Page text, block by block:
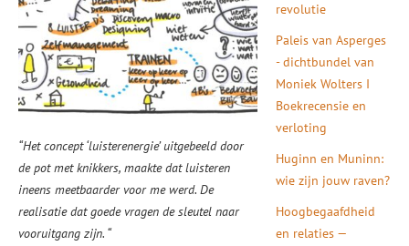
“Het concept ‘luisterenergie’ uitgebeeld door
de pot met knikkers, maakte dat luisteren
ineens meetbaarder voor me werd. De
realisatie dat goede vragen de sleutel naar
vooruitgang zijn. “
revolutie
Paleis van Asperges
- dichtbundel van
Moniek Wolters I
Boekrecensie en
verloting
Huginn en Muninn:
wie zijn jouw raven?
Hoogbegaafdheid
en relaties —